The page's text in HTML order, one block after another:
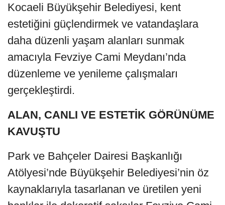
Kocaeli Büyükşehir Belediyesi, kent
estetiğini güçlendirmek ve vatandaşlara
daha düzenli yaşam alanları sunmak
amacıyla Fevziye Cami Meydanı’nda
düzenleme ve yenileme çalışmaları
gerçekleştirdi.
ALAN, CANLI VE ESTETİK GÖRÜNÜME
KAVUŞTU
Park ve Bahçeler Dairesi Başkanlığı
Atölyesi’nde Büyükşehir Belediyesi’nin öz
kaynaklarıyla tasarlanan ve üretilen yeni